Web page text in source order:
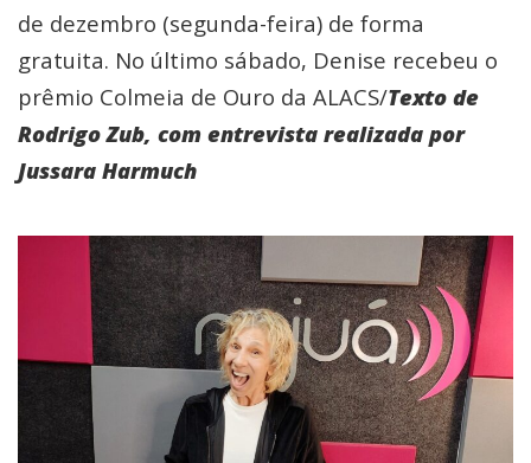
de dezembro (segunda-feira) de forma
gratuita. No último sábado, Denise recebeu o
prêmio Colmeia de Ouro da ALACS/Texto de
Rodrigo Zub, com entrevista realizada por
Jussara Harmuch